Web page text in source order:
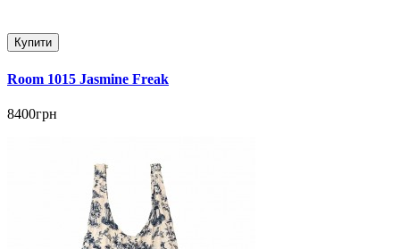
Купити
Room 1015 Jasmine Freak
8400грн